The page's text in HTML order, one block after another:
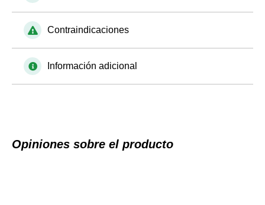
Contraindicaciones
Información adicional
Opiniones sobre el producto